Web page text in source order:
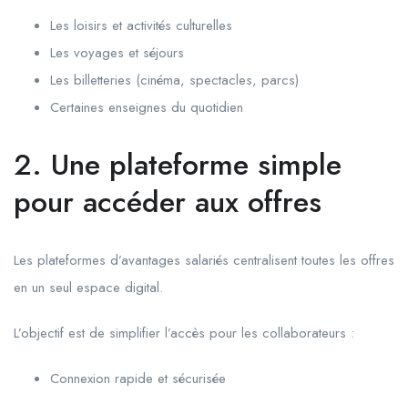
Les loisirs et activités culturelles
Les voyages et séjours
Les billetteries (cinéma, spectacles, parcs)
Certaines enseignes du quotidien
2. Une plateforme simple
pour accéder aux offres
Les plateformes d’avantages salariés centralisent toutes les offres
en un seul espace digital.
L’objectif est de simplifier l’accès pour les collaborateurs :
Connexion rapide et sécurisée